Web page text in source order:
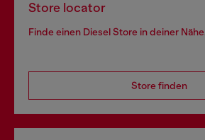
Store locator
Finde einen Diesel Store in deiner
Store finden